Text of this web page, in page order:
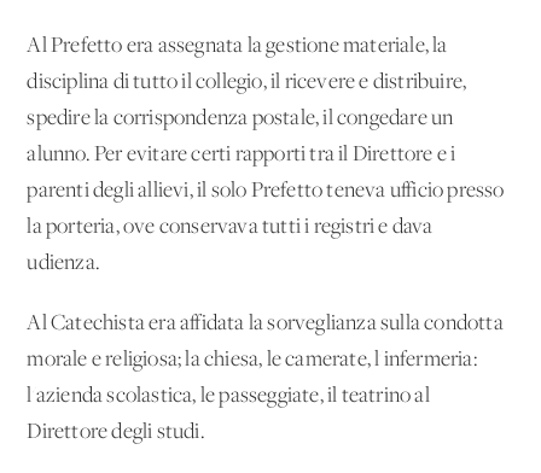
Al Prefetto era assegnata la gestione materiale, la
disciplina di tutto il collegio, il ricevere e distribuire,
spedire la corrispondenza postale, il congedare un
alunno. Per evitare certi rapporti tra il Direttore e i
parenti degli allievi, il solo Prefetto teneva ufficio presso
la porteria, ove conservava tutti i registri e dava
udienza.
Al Catechista era affidata la sorveglianza sulla condotta
morale e religiosa; la chiesa, le camerate, l'infermeria:
l'azienda scolastica, le passeggiate, il teatrino al
Direttore degli studi.